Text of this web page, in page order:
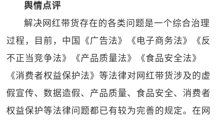
舆情点评
解决网红带货存在的各类问题是一个综合治理
过程，目前，中国《广告法》《电子商务法》《反
不正当竞争法》《产品质量法》《食品安全法》
《消费者权益保护法》等法律对网红带货涉及的虚
假宣传、数据造假、产品质量、食品安全、消费者
权益保护等法律问题都已有较为完善的规定。在网